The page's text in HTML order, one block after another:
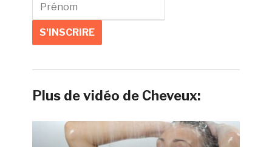
Plus de vidéo de Cheveux: